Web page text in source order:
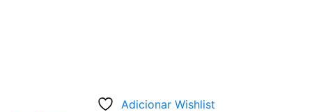
Adicionar Wishlist